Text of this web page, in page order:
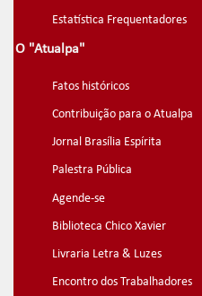
Estatística Frequentadores
O "Atualpa"
Fatos históricos
Contribuição para o Atualpa
Jornal Brasília Espírita
Palestra Pública
Agende-se
Biblioteca Chico Xavier
Livraria Letra & Luzes
Encontro dos Trabalhadores